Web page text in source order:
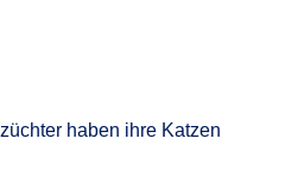
haben ihre Katzen